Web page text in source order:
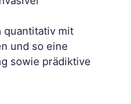
quantitativ mit
und so eine
sowie prädiktive